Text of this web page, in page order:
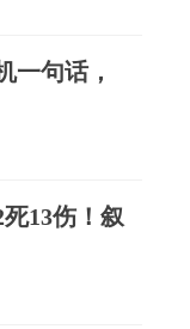
一句话，
13伤！叙